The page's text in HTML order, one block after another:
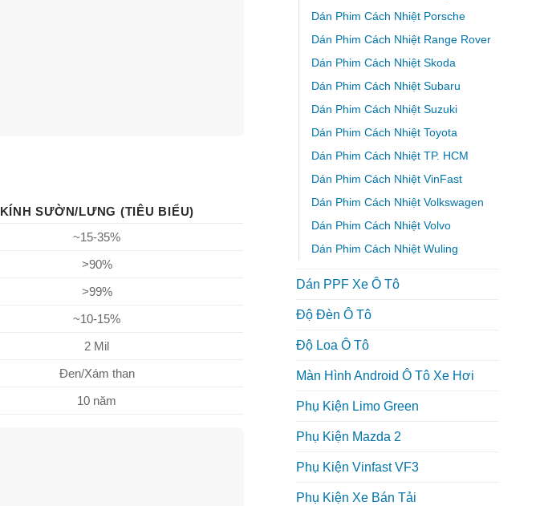
KÍNH SƯỜN/LƯNG (TIÊU BIỂU)
~15-35%
>90%
>99%
~10-15%
2 Mil
Đen/Xám than
10 năm
Dán Phim Cách Nhiệt Porsche
Dán Phim Cách Nhiệt Range Rover
Dán Phim Cách Nhiệt Skoda
Dán Phim Cách Nhiệt Subaru
Dán Phim Cách Nhiệt Suzuki
Dán Phim Cách Nhiệt Toyota
Dán Phim Cách Nhiệt TP. HCM
Dán Phim Cách Nhiệt VinFast
Dán Phim Cách Nhiệt Volkswagen
Dán Phim Cách Nhiệt Volvo
Dán Phim Cách Nhiệt Wuling
Dán PPF Xe Ô Tô
Độ Đèn Ô Tô
Độ Loa Ô Tô
Màn Hình Android Ô Tô Xe Hơi
Phụ Kiện Limo Green
Phụ Kiện Mazda 2
Phụ Kiện Vinfast VF3
Phụ Kiện Xe Bán Tải